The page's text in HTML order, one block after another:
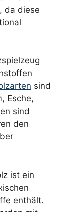
da diese
sind
Esche,
sind
den
ist ein
enthält.